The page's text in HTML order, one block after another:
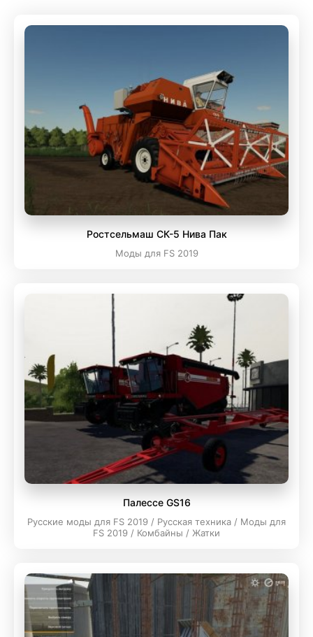
Ростсельмаш СК-5 Нива Пак
Моды для FS 2019
Палессе GS16
Русские моды для FS 2019 / Русская техника / Моды для
FS 2019 / Комбайны / Жатки